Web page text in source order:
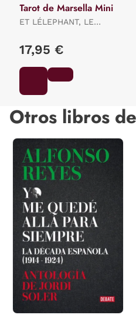
Tarot de Marsella Mini
ET LÉLEPHANT, LE
LÉLEPHANT, LE LOTUS
17,95 €
Otros libros